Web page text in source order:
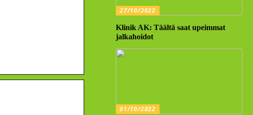
27/10/2022
Klinik AK: Täältä saat upeimmat
jalkahoidot
01/10/2022